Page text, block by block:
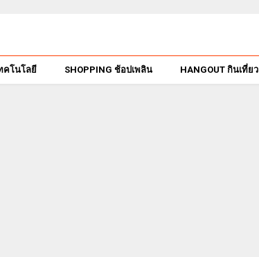
คโนโลยี SHOPPING ช้อปเพลิน HANGOUT กินเที่ยว